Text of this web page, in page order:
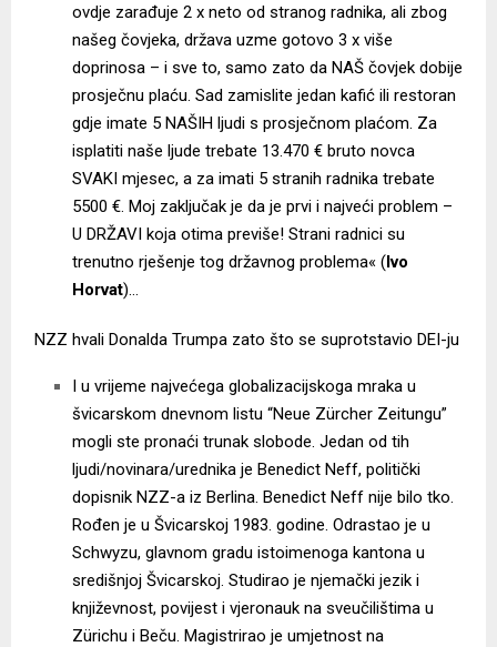
ovdje zarađuje 2 x neto od stranog radnika, ali zbog
našeg čovjeka, država uzme gotovo 3 x više
doprinosa – i sve to, samo zato da NAŠ čovjek dobije
prosječnu plaću. Sad zamislite jedan kafić ili restoran
gdje imate 5 NAŠIH ljudi s prosječnom plaćom. Za
isplatiti naše ljude trebate 13.470 € bruto novca
SVAKI mjesec, a za imati 5 stranih radnika trebate
5500 €. Moj zaključak je da je prvi i najveći problem –
U DRŽAVI koja otima previše! Strani radnici su
trenutno rješenje tog državnog problema« (Ivo
Horvat)…
NZZ hvali Donalda Trumpa zato što se suprotstavio DEI-ju
I u vrijeme najvećega globalizacijskoga mraka u
švicarskom dnevnom listu “Neue Zürcher Zeitungu”
mogli ste pronaći trunak slobode. Jedan od tih
ljudi/novinara/urednika je Benedict Neff, politički
dopisnik NZZ-a iz Berlina. Benedict Neff nije bilo tko.
Rođen je u Švicarskoj 1983. godine. Odrastao je u
Schwyzu, glavnom gradu istoimenoga kantona u
središnjoj Švicarskoj. Studirao je njemački jezik i
književnost, povijest i vjeronauk na sveučilištima u
Zürichu i Beču. Magistrirao je umjetnost na